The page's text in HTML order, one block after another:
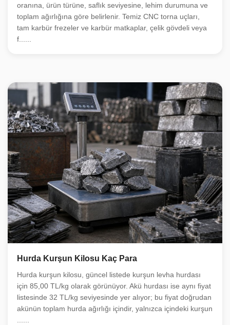
oranına, ürün türüne, saflık seviyesine, lehim durumuna ve
toplam ağırlığına göre belirlenir. Temiz CNC torna uçları,
tam karbür frezeler ve karbür matkaplar, çelik gövdeli veya
f......
Hurda Kurşun Kilosu Kaç Para
Hurda kurşun kilosu, güncel listede kurşun levha hurdası
için 85,00 TL/kg olarak görünüyor. Akü hurdası ise aynı fiyat
listesinde 32 TL/kg seviyesinde yer alıyor; bu fiyat doğrudan
akünün toplam hurda ağırlığı içindir, yalnızca içindeki kurşun